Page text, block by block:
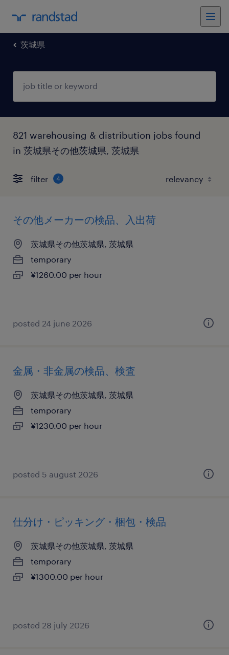
茨城県
821 warehousing & distribution jobs found
in 茨城県その他茨城県, 茨城県
filter 4
その他メーカーの検品、入出荷
茨城県その他茨城県, 茨城県
temporary
¥1260.00 per hour
posted 24 june 2026
金属・非金属の検品、検査
茨城県その他茨城県, 茨城県
temporary
¥1230.00 per hour
posted 5 august 2026
仕分け・ピッキング・梱包・検品
茨城県その他茨城県, 茨城県
temporary
¥1300.00 per hour
posted 28 july 2026